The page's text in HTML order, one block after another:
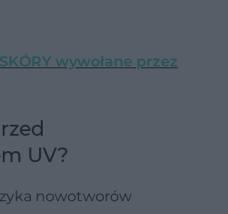
wywołane przez
UV?
nowotworów